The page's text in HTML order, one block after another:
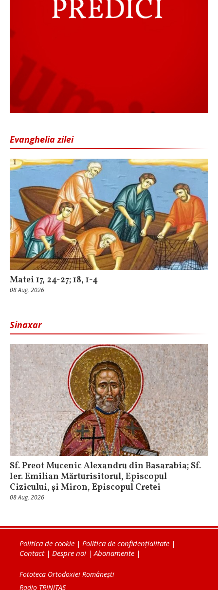
Evanghelia zilei
Matei 17, 24-27; 18, 1-4
08 Aug, 2026
Sinaxar
Sf. Preot Mucenic Alexandru din Basarabia; Sf.
Ier. Emilian Mărturisitorul, Episcopul
Cizicului, şi Miron, Episcopul Cretei
08 Aug, 2026
Politica de cookie | Politica de confidențialitate |
Contact| Despre noi | Abonamente |
Fototeca Ortodoxiei Românești
Radio TRINITAS